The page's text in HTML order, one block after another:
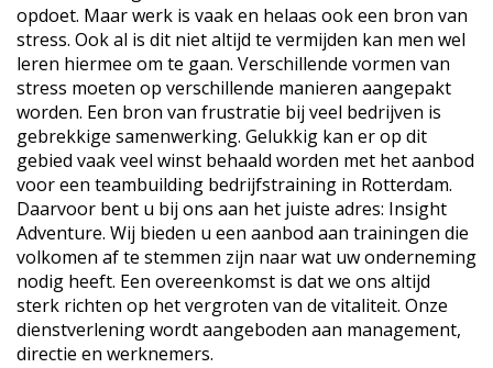
opdoet. Maar werk is vaak en helaas ook een bron van
stress. Ook al is dit niet altijd te vermijden kan men wel
leren hiermee om te gaan. Verschillende vormen van
stress moeten op verschillende manieren aangepakt
worden. Een bron van frustratie bij veel bedrijven is
gebrekkige samenwerking. Gelukkig kan er op dit
gebied vaak veel winst behaald worden met het aanbod
voor een teambuilding bedrijfstraining in Rotterdam.
Daarvoor bent u bij ons aan het juiste adres: Insight
Adventure. Wij bieden u een aanbod aan trainingen die
volkomen af te stemmen zijn naar wat uw onderneming
nodig heeft. Een overeenkomst is dat we ons altijd
sterk richten op het vergroten van de vitaliteit. Onze
dienstverlening wordt aangeboden aan management,
directie en werknemers.